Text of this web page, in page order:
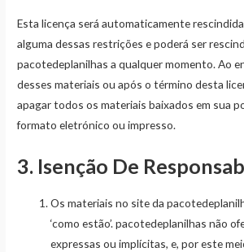
Esta licença será automaticamente
alguma dessas restrições e poderá ser
pacotedeplanilhas a qualquer momento. Ao
desses materiais ou após o término desta
apagar todos os materiais baixados em sua
formato eletrónico ou impresso.
3. Isenção De
Os materiais no site da
‘como estão’. pacotedeplanilhas não
expressas ou implícitas, e, por este